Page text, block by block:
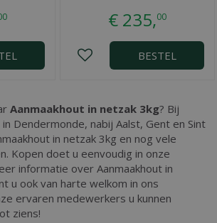
€ 235,00
BESTEL
Aanmaakhout in netzak 3kg? Bij
Dendermonde, nabij Aalst, Gent en Sint
in netzak 3kg en nog vele
Kopen doet u eenvoudig in onze
informatie over Aanmaakhout in
u ook van harte welkom in ons
ervaren medewerkers u kunnen
ziens!